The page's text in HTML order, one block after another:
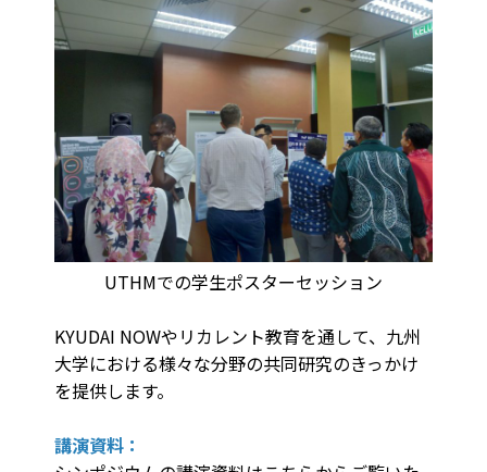
UTHMでの学生ポスターセッション
KYUDAI NOWやリカレント教育を通して、九州
大学における様々な分野の共同研究のきっかけ
を提供します。
講演資料：